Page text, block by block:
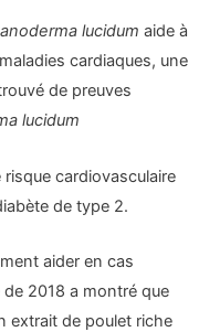
lucidum aide à
cardiaques, une
de preuves
lucidum
cardiovasculaire
de type 2.
aider en cas
de 2018 a montré que
extrait de poulet riche